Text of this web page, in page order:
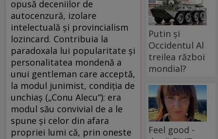
opusă deceniilor de
autocenzură, izolare
intelectuală și provincialism
lozincard. Contribuia la
paradoxala lui popularitate și
personalitatea mondenă a
unui gentleman care acceptă,
la modul junimist, condiția de
unchiaș („Conu Alecu“): era
modul său convivial de a le
spune și celor din afara
propriei lumi că, prin oneste
Putin și
Occidentul Al
treilea război
mondial?
Feel good -